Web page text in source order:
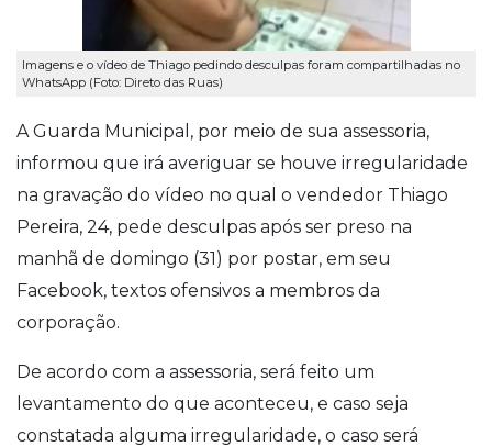
Imagens e o vídeo de Thiago pedindo desculpas foram compartilhadas no
WhatsApp (Foto: Direto das Ruas)
A Guarda Municipal, por meio de sua assessoria,
informou que irá averiguar se houve irregularidade
na gravação do vídeo no qual o vendedor Thiago
Pereira, 24, pede desculpas após ser preso na
manhã de domingo (31) por postar, em seu
Facebook, textos ofensivos a membros da
corporação.
De acordo com a assessoria, será feito um
levantamento do que aconteceu, e caso seja
constatada alguma irregularidade, o caso será